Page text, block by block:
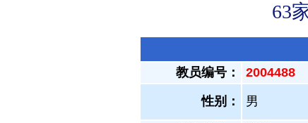
63
教员编号： 2004488
性别： 男